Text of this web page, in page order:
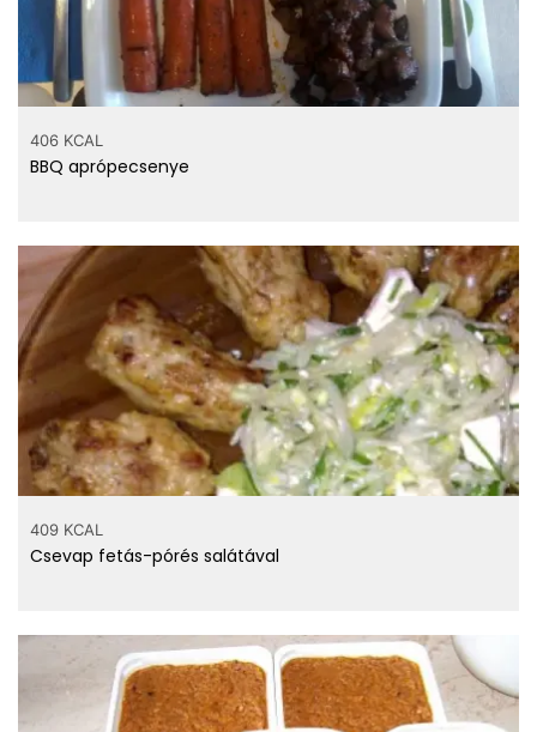
406 KCAL
BBQ aprópecsenye
409 KCAL
Csevap fetás-pórés salátával